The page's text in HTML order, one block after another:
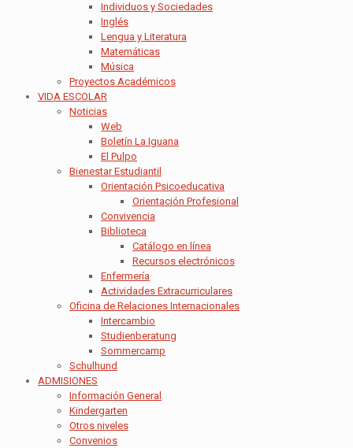
Individuos y Sociedades
Inglés
Lengua y Literatura
Matemáticas
Música
Proyectos Académicos
VIDA ESCOLAR
Noticias
Web
Boletín La Iguana
El Pulpo
Bienestar Estudiantil
Orientación Psicoeducativa
Orientación Profesional
Convivencia
Biblioteca
Catálogo en línea
Recursos electrónicos
Enfermería
Actividades Extracurriculares
Oficina de Relaciones Internacionales
Intercambio
Studienberatung
Sommercamp
Schulhund
ADMISIONES
Información General
Kindergarten
Otros niveles
Convenios